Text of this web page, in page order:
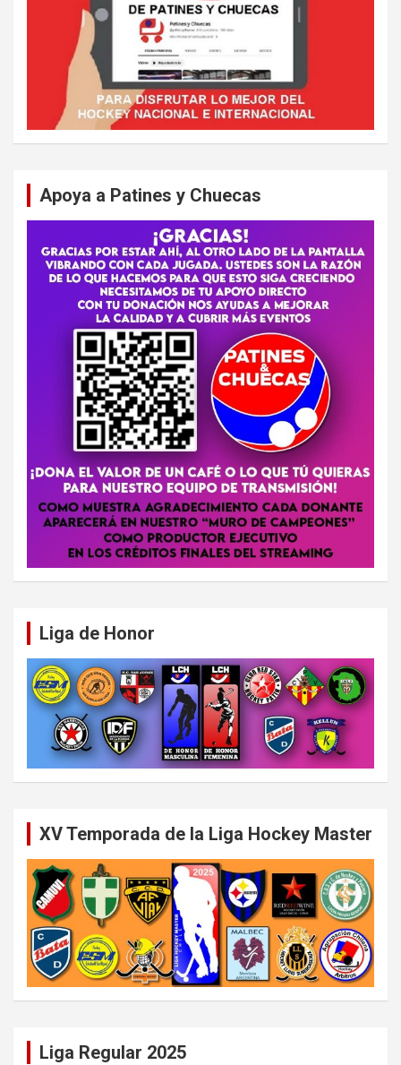
Apoya a Patines y Chuecas
Liga de Honor
XV Temporada de la Liga Hockey Master
Liga Regular 2025